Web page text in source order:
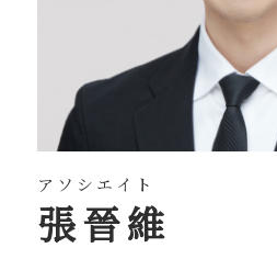
アソシエイト
張晉維